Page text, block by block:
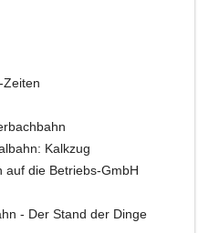
Zeiten
Kalkzug
auf die Betriebs-GmbH
- Der Stand der Dinge